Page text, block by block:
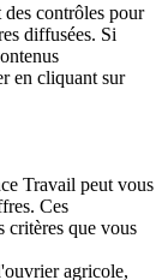
contrôles pour
diffusées. Si
en cliquant sur
Travail peut vous
Ces
critères que vous
agricole,